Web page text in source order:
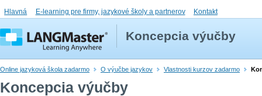
Hlavná E-learning pre firmy, jazykové školy a partnerov Kontakt
Koncepcia výučby
Online jazyková škola zadarmo O výučbe jazykov Vlastnosti kurzov zadarmo
Koncepcia výučby